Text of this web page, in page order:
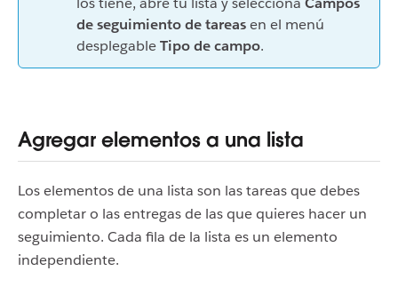
de seguimiento de tareasen el menú
desplegableTipo de campo.
Agregar elementos a una lista
Los elementos de una lista son las tareas que debes
completar o las entregas de las que quieres hacer un
seguimiento. Cada fila de la lista es un elemento
independiente.